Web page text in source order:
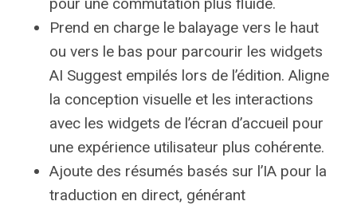
Prend en charge le balayage vers le haut
ou vers le bas pour parcourir les widgets
AI Suggest empilés lors de l’édition. Aligne
la conception visuelle et les interactions
avec les widgets de l’écran d’accueil pour
une expérience utilisateur plus cohérente.
Ajoute des résumés basés sur l’IA pour la
traduction en direct, générant